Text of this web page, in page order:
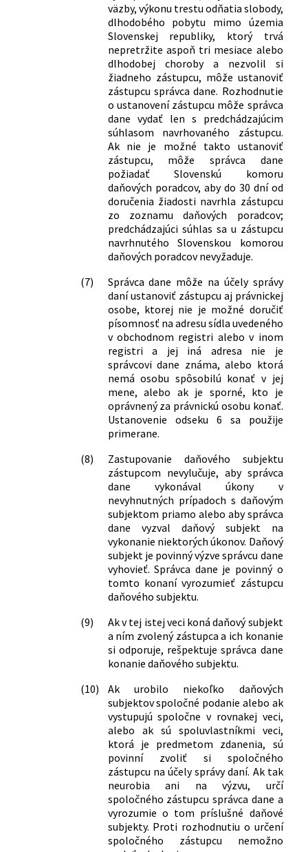
väzby, výkonu trestu odňatia slobody,
dlhodobého pobytu mimo územia
Slovenskej republiky, ktorý trvá
nepretržite aspoň tri mesiace alebo
dlhodobej choroby a nezvolil si
žiadneho zástupcu, môže ustanoviť
zástupcu správca dane. Rozhodnutie
o ustanovení zástupcu môže správca
dane vydať len s predchádzajúcim
súhlasom navrhovaného zástupcu.
Ak nie je možné takto ustanoviť
zástupcu, môže správca dane
požiadať Slovenskú komoru
daňových poradcov, aby do 30 dní od
doručenia žiadosti navrhla zástupcu
zo zoznamu daňových poradcov;
predchádzajúci súhlas sa u zástupcu
navrhnutého Slovenskou komorou
daňových poradcov nevyžaduje.
(7)
Správca dane môže na účely správy
daní ustanoviť zástupcu aj právnickej
osobe, ktorej nie je možné doručiť
písomnosť na adresu sídla uvedeného
v obchodnom registri alebo v inom
registri a jej iná adresa nie je
správcovi dane známa, alebo ktorá
nemá osobu spôsobilú konať v jej
mene, alebo ak je sporné, kto je
oprávnený za právnickú osobu konať.
Ustanovenie odseku 6 sa použije
primerane.
(8)
Zastupovanie daňového subjektu
zástupcom nevylučuje, aby správca
dane vykonával úkony v
nevyhnutných prípadoch s daňovým
subjektom priamo alebo aby správca
dane vyzval daňový subjekt na
vykonanie niektorých úkonov. Daňový
subjekt je povinný výzve správcu dane
vyhovieť. Správca dane je povinný o
tomto konaní vyrozumieť zástupcu
daňového subjektu.
(9)
Ak v tej istej veci koná daňový subjekt
a ním zvolený zástupca a ich konanie
si odporuje, rešpektuje správca dane
konanie daňového subjektu.
(10)
Ak urobilo niekoľko daňových
subjektov spoločné podanie alebo ak
vystupujú spoločne v rovnakej veci,
alebo ak sú spoluvlastníkmi veci,
ktorá je predmetom zdanenia, sú
povinní zvoliť si spoločného
zástupcu na účely správy daní. Ak tak
neurobia ani na výzvu, určí
spoločného zástupcu správca dane a
vyrozumie o tom príslušné daňové
subjekty. Proti rozhodnutiu o určení
spoločného zástupcu nemožno